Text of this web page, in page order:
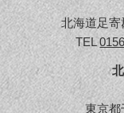
北海道足
TEL
東京都